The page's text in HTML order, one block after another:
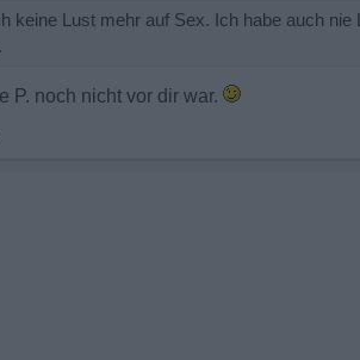
keine Lust mehr auf Sex. Ich habe auch
P. noch nicht vor dir war.